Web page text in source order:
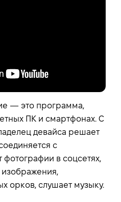
— это программа,
ПК и смартфонах. С
девайса решает
с
фотографии в соцсетях,
изображения,
орков, слушает музыку.